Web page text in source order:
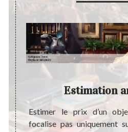
une
Cet
Estimation
Estimer le prix d’un
focalise pas uniquement